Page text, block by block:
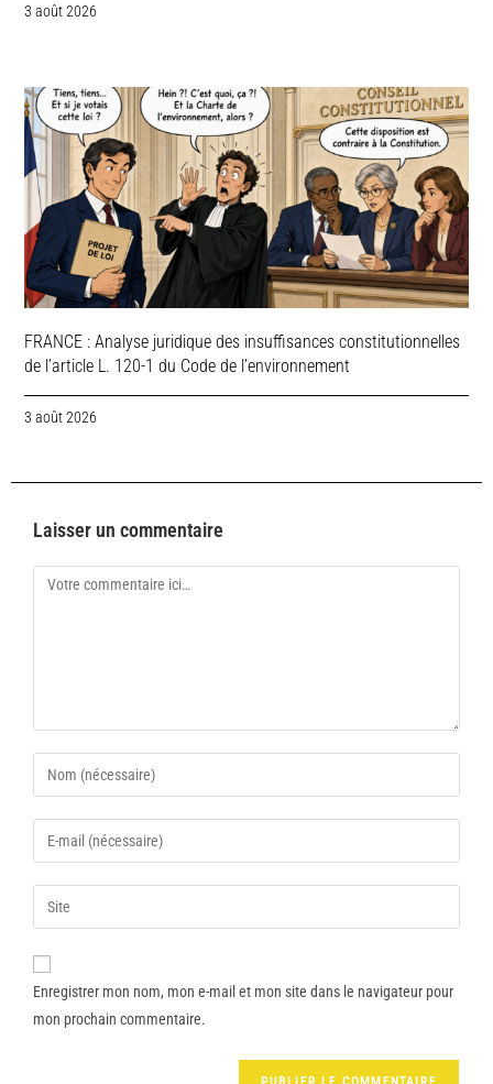
3 août 2026
FRANCE : Analyse juridique des insuffisances constitutionnelles
de l’article L. 120-1 du Code de l’environnement
3 août 2026
Laisser un commentaire
Enregistrer mon nom, mon e-mail et mon site dans le navigateur pour
mon prochain commentaire.